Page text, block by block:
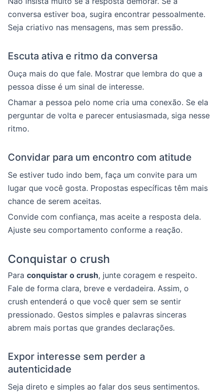
conversa estiver boa, sugira encontrar pessoalmente.
Seja criativo nas mensagens, mas sem pressão.
Escuta ativa e ritmo da conversa
Ouça mais do que fale. Mostrar que lembra do que a
pessoa disse é um sinal de interesse.
Chamar a pessoa pelo nome cria uma conexão. Se ela
perguntar de volta e parecer entusiasmada, siga nesse
ritmo.
Convidar para um encontro com atitude
Se estiver tudo indo bem, faça um convite para um
lugar que você gosta. Propostas específicas têm mais
chance de serem aceitas.
Convide com confiança, mas aceite a resposta dela.
Ajuste seu comportamento conforme a reação.
Conquistar o crush
Para conquistar o crush, junte coragem e respeito.
Fale de forma clara, breve e verdadeira. Assim, o
crush entenderá o que você quer sem se sentir
pressionado. Gestos simples e palavras sinceras
abrem mais portas que grandes declarações.
Expor interesse sem perder a
autenticidade
Seja direto e simples ao falar dos seus sentimentos.